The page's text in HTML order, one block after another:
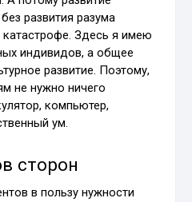
развития разума
катастрофе. Здесь я имею
индивидов, а общее
развитие. Поэтому,
не нужно ничего
компьютер,
ум.
сторон
в пользу нужности